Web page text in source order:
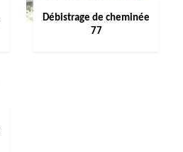
Débistrage de cheminée
77